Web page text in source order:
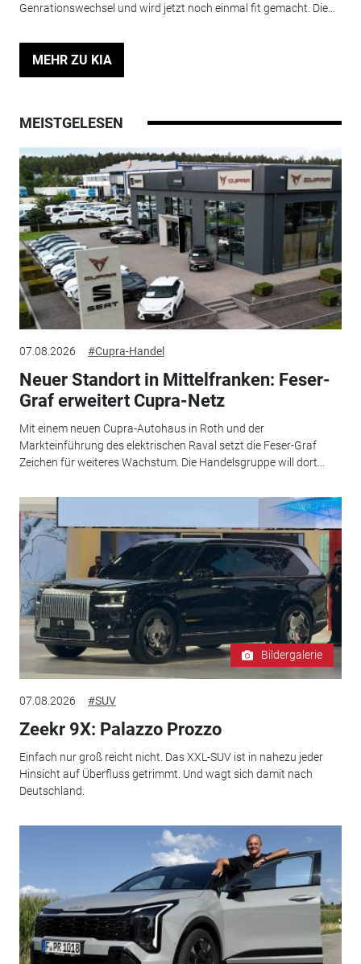
Genrationswechsel und wird jetzt noch einmal fit gemacht. Die...
MEHR ZU KIA
MEISTGELESEN
07.08.2026 #Cupra-Handel
Neuer Standort in Mittelfranken: Feser-
Graf erweitert Cupra-Netz
Mit einem neuen Cupra-Autohaus in Roth und der
Markteinführung des elektrischen Raval setzt die Feser-Graf
Zeichen für weiteres Wachstum. Die Handelsgruppe will dort...
Bildergalerie
07.08.2026 #SUV
Zeekr 9X: Palazzo Prozzo
Einfach nur groß reicht nicht. Das XXL-SUV ist in nahezu jeder
Hinsicht auf Überfluss getrimmt. Und wagt sich damit nach
Deutschland.